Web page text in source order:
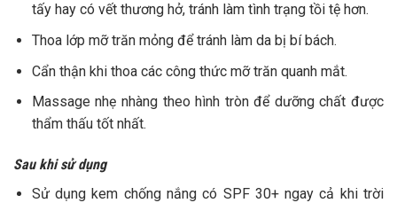
tấy hay có vết thương hở, tránh làm tình trạng tồi tệ hơn.
Thoa lớp mỡ trăn mỏng để tránh làm da bị bí bách.
Cẩn thận khi thoa các công thức mỡ trăn quanh mắt.
Massage nhẹ nhàng theo hình tròn để dưỡng chất được
thẩm thấu tốt nhất.
Sau khi sử dụng
Sử dụng kem chống nắng có SPF 30+ ngay cả khi trời